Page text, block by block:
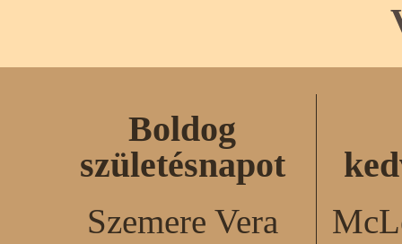
Boldog
születésnapot
Szemere Vera